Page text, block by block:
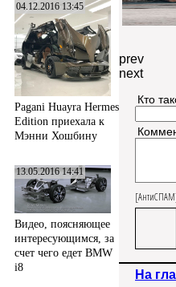
04.12.2016 13:45
Pagani Huayra Hermes
Edition приехала к
Мэнни Хошбину
13.05.2016 14:41
Видео, поясняющее
интересующимся, за
счет чего едет BMW
i8
prev
next
Кто
[АнтиСПАМ]
На